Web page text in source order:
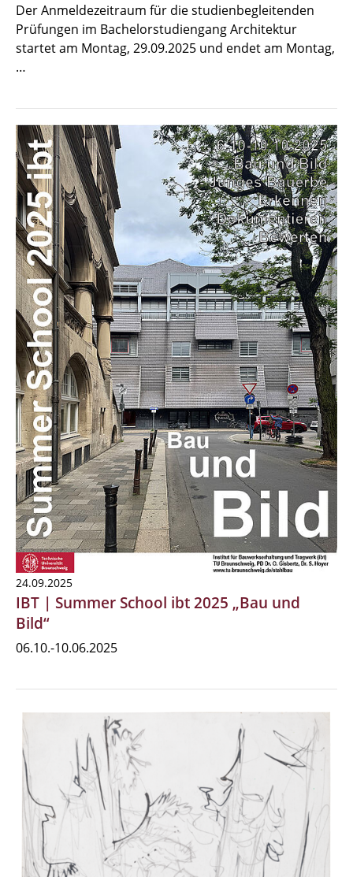
Der Anmeldezeitraum für die studienbegleitenden
Prüfungen im Bachelorstudiengang Architektur
startet am Montag, 29.09.2025 und endet am Montag,
…
24.09.2025
IBT | Summer School ibt 2025 „Bau und
Bild“
06.10.-10.06.2025